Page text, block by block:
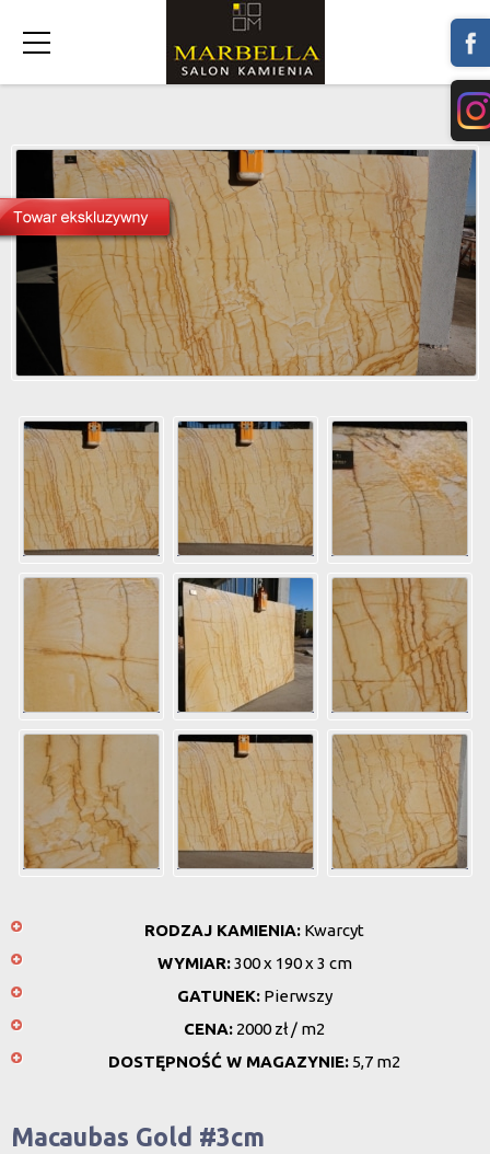
RODZAJ KAMIENIA: Kwarcyt
WYMIAR:300 x 190 x 3 cm
GATUNEK:Pierwszy
CENA: 2000 zł / m2
DOSTĘPNOŚĆ W MAGAZYNIE: 5,7 m2
Macaubas Gold #3cm